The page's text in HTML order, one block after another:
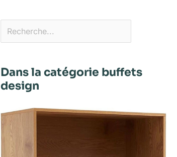
Dans la catégorie buffets
design